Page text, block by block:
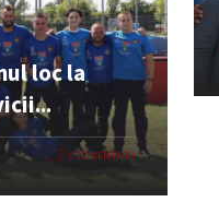
loc la
0 COMENTARII